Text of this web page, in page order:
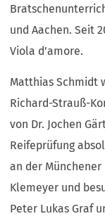
und Aachen. Seit
Viola d’amore.
Matthias Schmidt
Richard-Strauß-
von Dr. Jochen
Reifeprüfung
an der Münchener
Klemeyer und
Peter Lukas Graf